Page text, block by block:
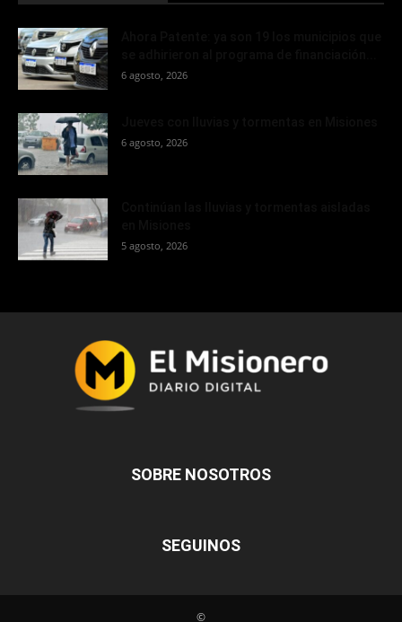
6 agosto, 2026
6 agosto, 2026
5 agosto, 2026
SOBRE NOSOTROS
SEGUINOS
©